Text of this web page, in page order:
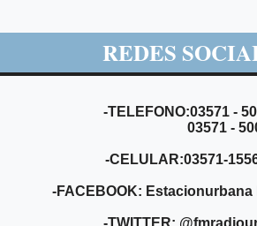
REDES
-TELEFONO:03571 -
03571 -
-CELULAR:03571-
-FACEBOOK:
-TWITTER: